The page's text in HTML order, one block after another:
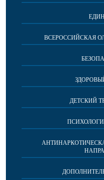
ВСЕРОССИЙСКАЯ
ДЕТСКИЙ